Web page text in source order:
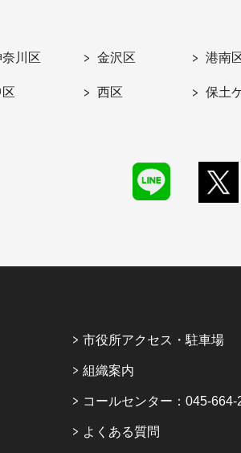
川区 金沢区 港南
西区 保土
市役所アクセス・駐車場
組織案内
コールセンター：045-664-
よくある質問